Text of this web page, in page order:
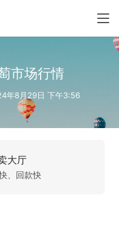
市场行情
年8月29日 下午3:56
大厅
、回款快